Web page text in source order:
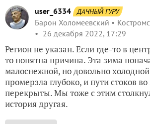
user_6334 ДАЧНЫЙ ГУРУ
Барон Холомеевский
26 декабря 2022, 17:29
Регион не указан. Если где-то в
то понятна причина. Эта зима
малоснежной, но довольно
промерзла глубоко, и пути стоков
перекрыты. Мы тоже с этим
история другая.